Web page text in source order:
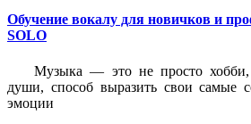
Обучение вокалу для новичков и
SOLO
Музыка — это не просто хобби,
души, способ выразить свои самые
эмоции